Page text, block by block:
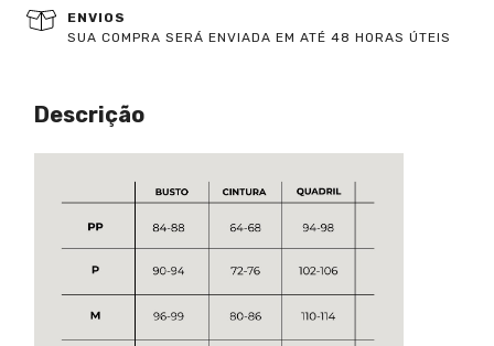
ENVIOS
SUA COMPRA SERÁ ENVIADA EM ATÉ 48 HORAS ÚTEIS
Descrição